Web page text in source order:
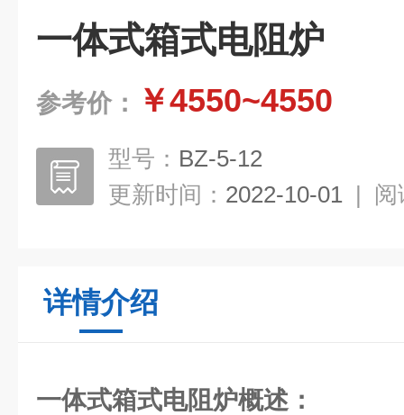
一体式箱式电阻炉
参考价： ￥4550~4550
型号： BZ-5-12
更新时间： 2022-10-01 | 阅
详情介绍
一体式箱式电阻炉概述：